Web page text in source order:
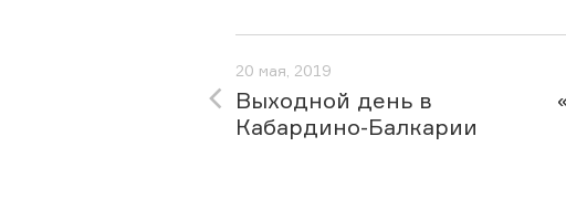
20 мая, 2019
Выходной день в
Кабардино-Балкарии